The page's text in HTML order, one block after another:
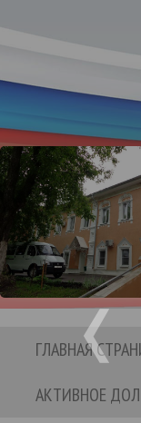
ГЛАВНАЯ
АКТИВНОЕ